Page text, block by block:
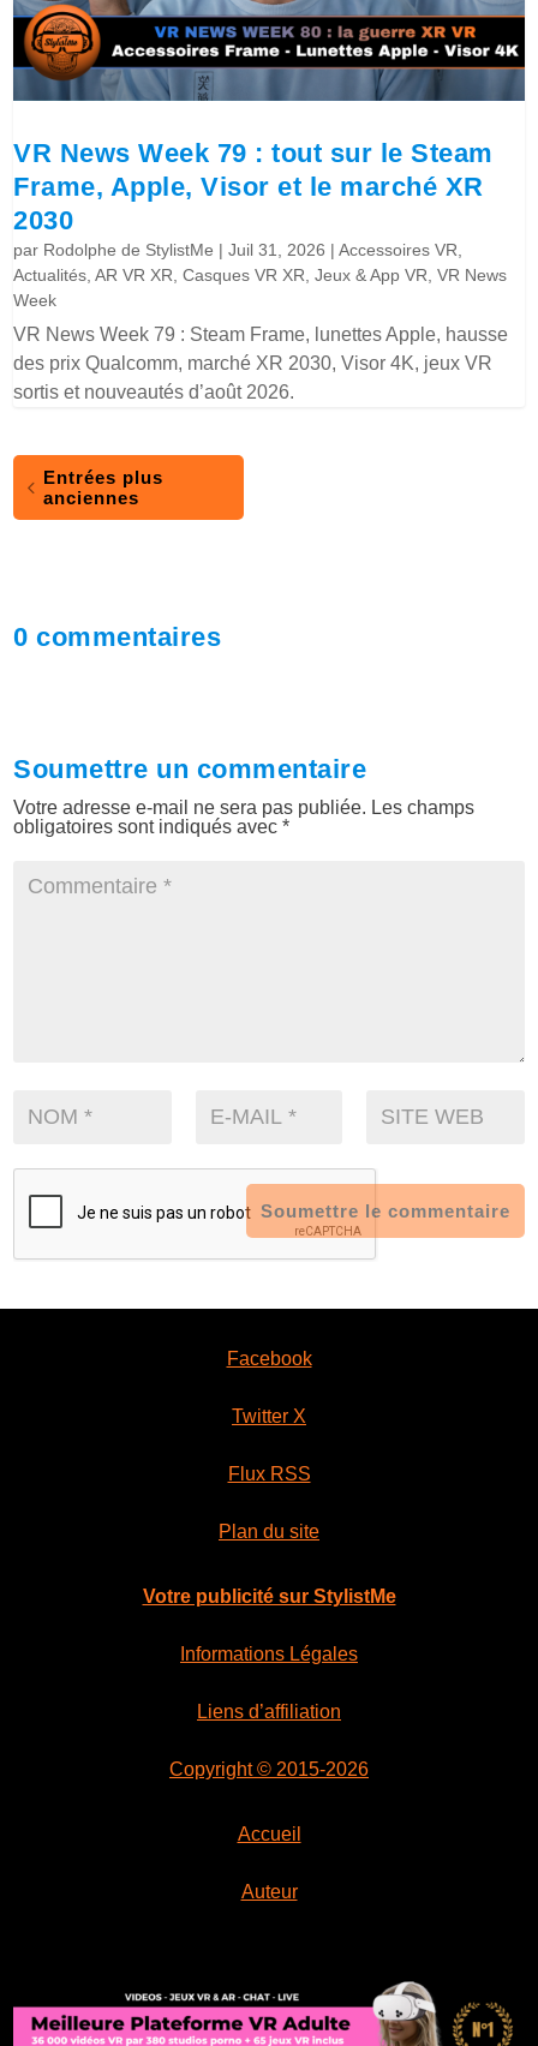
VR News Week 79 : tout sur le Steam
Frame, Apple, Visor et le marché XR
2030
par Rodolphe de StylistMe |Juil 31, 2026 |Accessoires VR
Actualités ,AR VR XR ,Casques VR XR ,Jeux & App VR ,VR News
Week
VR News Week 79 : Steam Frame, lunettes Apple, hausse
des prix Qualcomm, marché XR 2030, Visor 4K, jeux VR
sortis et nouveautés d’août 2026.
Entrées plus
anciennes
0 commentaires
Soumettre un commentaire
Votre adresse e-mail ne sera pas publiée. Les champs
obligatoires sont indiqués avec*
Soumettre le commentaire
Facebook
Twitter X
Flux RSS
Plan du site
Votre publicité sur StylistMe
Informations Légales
Liens d’affiliation
Copyright © 2015-2026
Accueil
Auteur